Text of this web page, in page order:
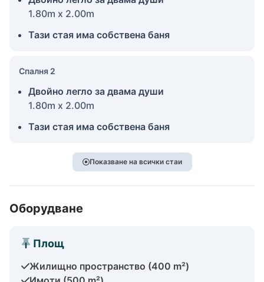
1.80m x 2.00m
Тази стая има собствена баня
Спалня 2
Двойно легло за двама души
1.80m x 2.00m
Тази стая има собствена баня
Показване на всички стаи
Оборудване
Площ
Жилищно пространство (400 m²)